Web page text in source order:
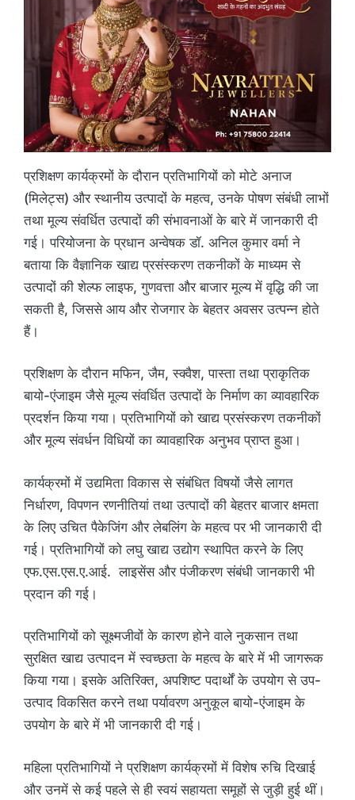
प्रशिक्षण कार्यक्रमों के दौरान प्रतिभागियों को मोटे अनाज
(मिलेट्स) और स्थानीय उत्पादों के महत्व, उनके पोषण संबंधी लाभों
तथा मूल्य संवर्धित उत्पादों की संभावनाओं के बारे में जानकारी दी
गई। परियोजना के प्रधान अन्वेषक डॉ. अनिल कुमार वर्मा ने
बताया कि वैज्ञानिक खाद्य प्रसंस्करण तकनीकों के माध्यम से
उत्पादों की शेल्फ लाइफ, गुणवत्ता और बाजार मूल्य में वृद्धि की जा
सकती है, जिससे आय और रोजगार के बेहतर अवसर उत्पन्न होते
हैं।
प्रशिक्षण के दौरान मफिन, जैम, स्क्वैश, पास्ता तथा प्राकृतिक
बायो-एंजाइम जैसे मूल्य संवर्धित उत्पादों के निर्माण का व्यावहारिक
प्रदर्शन किया गया। प्रतिभागियों को खाद्य प्रसंस्करण तकनीकों
और मूल्य संवर्धन विधियों का व्यावहारिक अनुभव प्राप्त हुआ।
कार्यक्रमों में उद्यमिता विकास से संबंधित विषयों जैसे लागत
निर्धारण, विपणन रणनीतियां तथा उत्पादों की बेहतर बाजार क्षमता
के लिए उचित पैकेजिंग और लेबलिंग के महत्व पर भी जानकारी दी
गई। प्रतिभागियों को लघु खाद्य उद्योग स्थापित करने के लिए
एफ.एस.एस.ए.आई. लाइसेंस और पंजीकरण संबंधी जानकारी भी
प्रदान की गई।
प्रतिभागियों को सूक्ष्मजीवों के कारण होने वाले नुकसान तथा
सुरक्षित खाद्य उत्पादन में स्वच्छता के महत्व के बारे में भी जागरूक
किया गया। इसके अतिरिक्त, अपशिष्ट पदार्थों के उपयोग से उप-
उत्पाद विकसित करने तथा पर्यावरण अनुकूल बायो-एंजाइम के
उपयोग के बारे में भी जानकारी दी गई।
महिला प्रतिभागियों ने प्रशिक्षण कार्यक्रमों में विशेष रुचि दिखाई
और उनमें से कई पहले से ही स्वयं सहायता समूहों से जुड़ी हुई थीं।